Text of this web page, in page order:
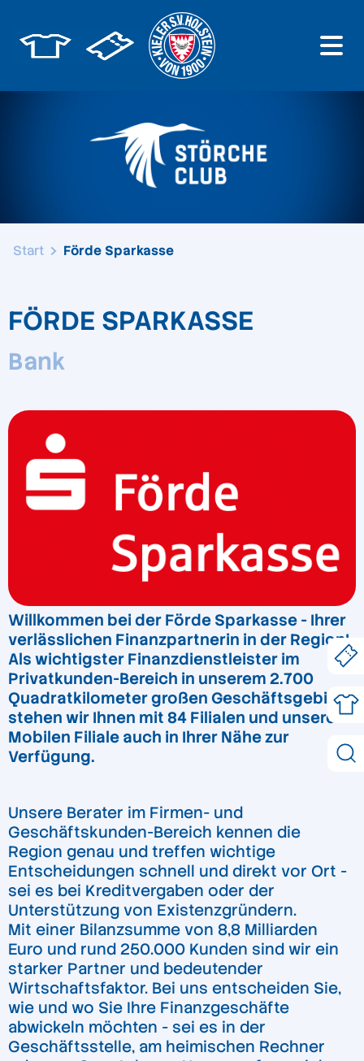
Start Förde Sparkasse
FÖRDE SPARKASSE
Bank
Willkommen bei der Förde Sparkasse - Ihrer
verlässlichen Finanzpartnerin in der Region!
Als wichtigster Finanzdienstleister im
Privatkunden-Bereich in unserem 2.700
Quadratkilometer großen Geschäftsgebiet
stehen wir Ihnen mit 84 Filialen und unserer
Mobilen Filiale auch in Ihrer Nähe zur
Verfügung.
Unsere Berater im Firmen- und
Geschäftskunden-Bereich kennen die
Region genau und treffen wichtige
Entscheidungen schnell und direkt vor Ort -
sei es bei Kreditvergaben oder der
Unterstützung von Existenzgründern.
Mit einer Bilanzsumme von 8,8 Milliarden
Euro und rund 250.000 Kunden sind wir ein
starker Partner und bedeutender
Wirtschaftsfaktor. Bei uns entscheiden Sie,
wie und wo Sie Ihre Finanzgeschäfte
abwickeln möchten - sei es in der
Geschäftsstelle, am heimischen Rechner